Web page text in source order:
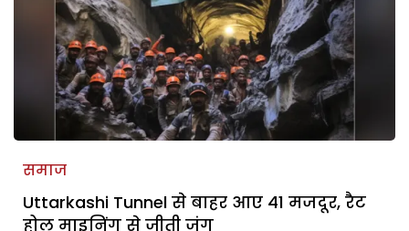
समाज
Uttarkashi Tunnel से बाहर आए 41 मजदूर, रैट
होल माइनिंग से जीती जंग